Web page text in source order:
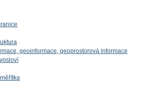
geoinformace, geoprostorová informace